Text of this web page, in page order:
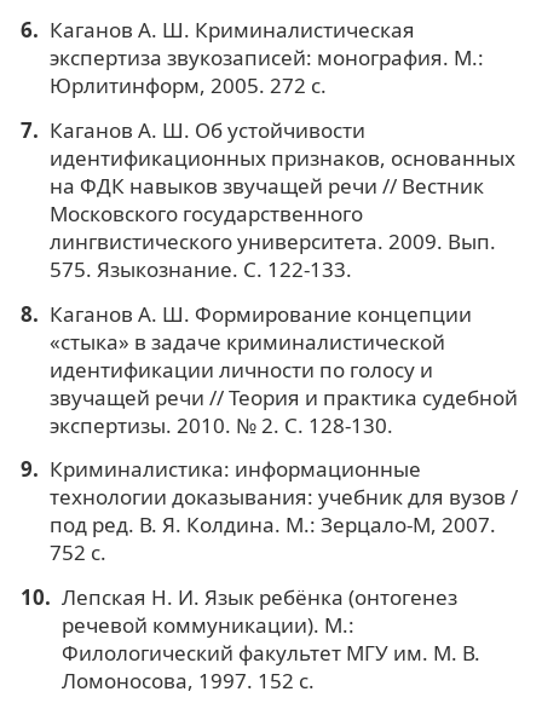
Каганов А. Ш. Криминалистическая
экспертиза звукозаписей: монография. М.:
Юрлитинформ, 2005. 272 с.
Каганов А. Ш. Об устойчивости
идентификационных признаков, основанных
на ФДК навыков звучащей речи // Вестник
Московского государственного
лингвистического университета. 2009. Вып.
575. Языкознание. С. 122-133.
Каганов А. Ш. Формирование концепции
«стыка» в задаче криминалистической
идентификации личности по голосу и
звучащей речи // Теория и практика судебной
экспертизы. 2010. № 2. С. 128-130.
Криминалистика: информационные
технологии доказывания: учебник для вузов /
под ред. В. Я. Колдина. М.: Зерцало-М, 2007.
752 с.
Лепская Н. И. Язык ребёнка (онтогенез
речевой коммуникации). М.:
Филологический факультет МГУ им. М. В.
Ломоносова, 1997. 152 с.